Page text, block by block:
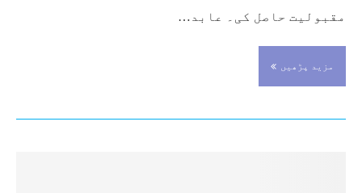
مقبولیت حاصل کی۔ عابد…
مزید پڑھیں